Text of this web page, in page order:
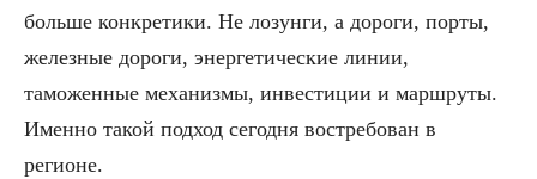
больше конкретики. Не лозунги, а дороги, порты,
железные дороги, энергетические линии,
таможенные механизмы, инвестиции и маршруты.
Именно такой подход сегодня востребован в
регионе.